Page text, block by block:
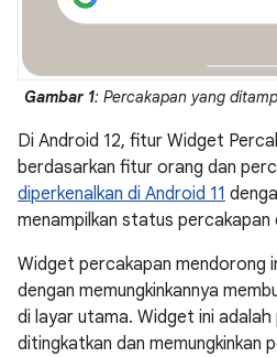
Gambar 1: Percakapan yang
Di Android 12, fitur Widget
berdasarkan fitur orang dan
diperkenalkan di Android 11
menampilkan status
Widget percakapan mendorong
dengan memungkinkannya
di layar utama. Widget ini adalah
ditingkatkan dan memungkinkan